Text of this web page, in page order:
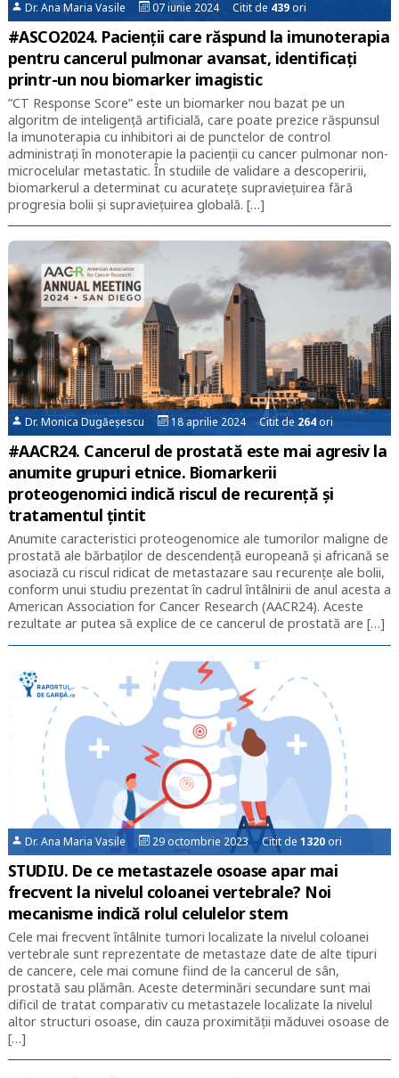
Dr. Ana Maria Vasile 07 iunie 2024 Citit de 439ori
#ASCO2024. Pacienții care răspund la imunoterapia
pentru cancerul pulmonar avansat, identificați
printr-un nou biomarker imagistic
”CT Response Score” este un biomarker nou bazat pe un
algoritm de inteligență artificială, care poate prezice răspunsul
la imunoterapia cu inhibitori ai de punctelor de control
administrați în monoterapie la pacienții cu cancer pulmonar non-
microcelular metastatic. În studiile de validare a descoperirii,
biomarkerul a determinat cu acuratețe supraviețuirea fără
progresia bolii și supraviețuirea globală. […]
Dr. Monica Dugăeșescu 18 aprilie 2024 Citit de 264ori
#AACR24. Cancerul de prostată este mai agresiv la
anumite grupuri etnice. Biomarkerii
proteogenomici indică riscul de recurență și
tratamentul țintit
Anumite caracteristici proteogenomice ale tumorilor maligne de
prostată ale bărbaţilor de descendenţă europeană și africană se
asociază cu riscul ridicat de metastazare sau recurenţe ale bolii,
conform unui studiu prezentat în cadrul întâlnirii de anul acesta a
American Association for Cancer Research (AACR24). Aceste
rezultate ar putea să explice de ce cancerul de prostată are […]
Dr. Ana Maria Vasile 29 octombrie 2023 Citit de1320ori
STUDIU. De ce metastazele osoase apar mai
frecvent la nivelul coloanei vertebrale? Noi
mecanisme indică rolul celulelor stem
Cele mai frecvent întâlnite tumori localizate la nivelul coloanei
vertebrale sunt reprezentate de metastaze date de alte tipuri
de cancere, cele mai comune fiind de la cancerul de sân,
prostată sau plămân. Aceste determinări secundare sunt mai
dificil de tratat comparativ cu metastazele localizate la nivelul
altor structuri osoase, din cauza proximității măduvei osoase de
[…]